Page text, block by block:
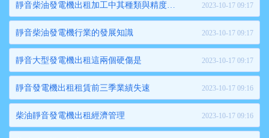
靜音柴油發電機出租加工中其種類與精度都重要 2023-10-17 09:17
靜音柴油發電機行業的發展知識 2023-10-17 09:17
靜音大型發電機出租這兩個硬傷是 2023-10-17 09:17
靜音發電機出租租賃前三季業績失速 2023-10-17 09:16
柴油靜音發電機出租經濟管理 2023-10-17 09:16